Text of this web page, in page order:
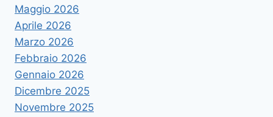
Maggio 2026
Aprile 2026
Marzo 2026
Febbraio 2026
Gennaio 2026
Dicembre 2025
Novembre 2025